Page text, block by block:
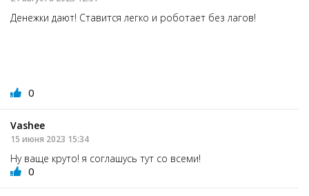
Денежки дают! Ставится легко и роботает без лагов!
0
Vashee
15 июня 2023 15:34
Ну ваще круто! я соглашусь тут со всеми!
0